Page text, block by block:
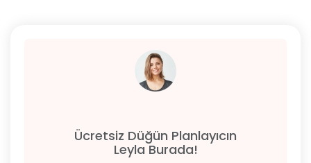
Ücretsiz Düğün Planlayıcın
Leyla Burada!